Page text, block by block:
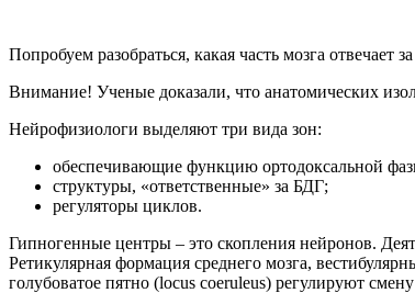
Попробуем разобраться, какая часть мозга отвечает
Внимание! Ученые доказали, что анатомических
Нейрофизиологи выделяют три вида зон:
обеспечивающие функцию ортодоксальной
структуры, «ответственные» за БДГ;
регуляторы циклов.
Гипногенные центры – это скопления нейронов.
Ретикулярная формация среднего мозга,
голубоватое пятно (locus coeruleus) регулируют